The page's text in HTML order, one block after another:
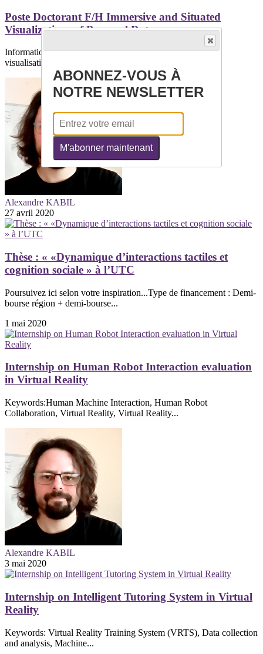
Poste Doctorant F/H Immersive and Situated
Visualizations of Personal Data
Informations généralesThème/Domaine : Interaction et
visualisationInstrumentation et...
Alexandre KABIL
27 avril 2020
Thèse : « «Dynamique d’interactions tactiles et
cognition sociale » à l’UTC
Poursuivez ici selon votre inspiration...Type de financement : Demi-
bourse région + demi-bourse...
1 mai 2020
Internship on Human Robot Interaction evaluation
in Virtual Reality
Keywords:Human Machine Interaction, Human Robot
Collaboration, Virtual Reality, Virtual Reality...
Alexandre KABIL
3 mai 2020
Internship on Intelligent Tutoring System in Virtual
Reality
Keywords: Virtual Reality Training System (VRTS), Data collection
and analysis, Machine...
ABONNEZ-VOUS À
NOTRE NEWSLETTER
M'abonner maintenant